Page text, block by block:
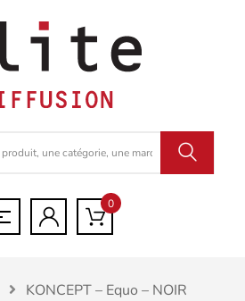
0
KONCEPT – Equo – NOIR